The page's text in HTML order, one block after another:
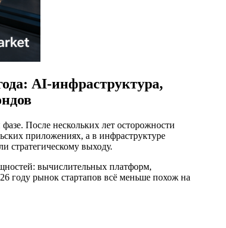
AI-инфраструктура,
После нескольких лет осторожности
приложениях, а в инфраструктуре
стратегическому выходу.
вычислительных платформ,
году рынок стартапов всё меньше похож на